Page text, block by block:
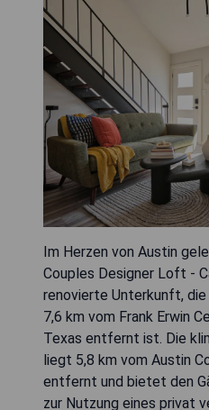
Im Herzen von Austin
Couples Designer Loft -
renovierte Unterkunft,
7,6 km vom Frank Erwin
Texas entfernt ist. Die
liegt 5,8 km vom Austin
entfernt und bietet den
zur Nutzung eines privat